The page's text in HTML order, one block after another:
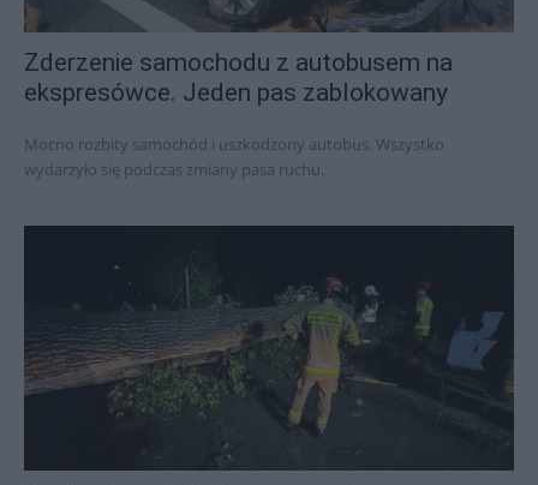
Zderzenie samochodu z autobusem na
ekspresówce. Jeden pas zablokowany
Mocno rozbity samochód i uszkodzony autobus. Wszystko
wydarzyło się podczas zmiany pasa ruchu.